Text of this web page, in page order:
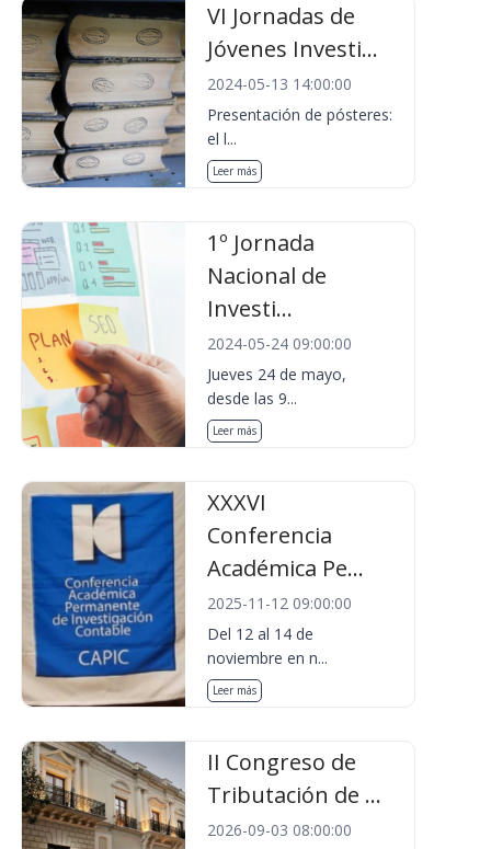
VI Jornadas de
Jóvenes Investi...
2024-05-13 14:00:00
Presentación de pósteres:
el l...
Leer más
1º Jornada
Nacional de
Investi...
2024-05-24 09:00:00
Jueves 24 de mayo,
desde las 9...
Leer más
XXXVI
Conferencia
Académica Pe...
2025-11-12 09:00:00
Del 12 al 14 de
noviembre en n...
Leer más
II Congreso de
Tributación de ...
2026-09-03 08:00:00